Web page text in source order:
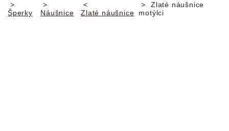
Domů
Šperky Náušnice Zlaté náušnice
Zlaté náušnice
motýlci